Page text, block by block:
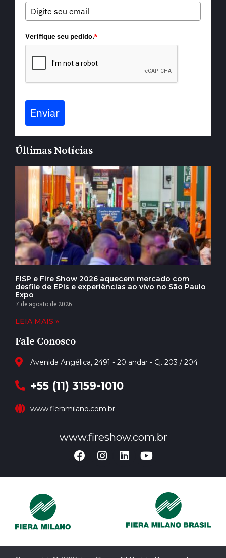
Verifique seu pedido.*
Enviar
Últimas Notícias
FISP e Fire Show 2026 aquecem mercado com
desfile de EPIs e experiências ao vivo no São Paulo
Expo
7 de agosto de 2026
LEIA MAIS »
Fale Conosco
Avenida Angélica, 2491 - 20 andar - Cj. 203 / 204
+55 (11) 3159-1010
www.fieramilano.com.br
www.fireshow.com.br